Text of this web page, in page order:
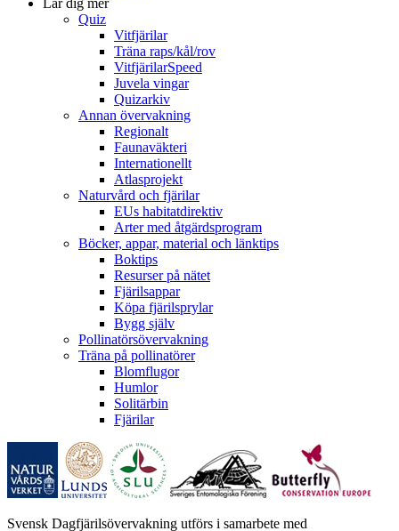
Quiz
Vitfjärilar
Träna raps/kål/rov
VitfjärilarSpeed
Juvela vingar
Quizarkiv
Annan övervakning
Regionalt
Faunaväkteri
Internationellt
Atlasprojekt
Naturvård och fjärilar
EUs habitatdirektiv
Arter med åtgärdsprogram
Böcker, appar, material och länktips
Boktips
Resurser på nätet
Fjärilsappar
Köpa fjärilsprylar
Bygg själv
Pollinatörsövervakning
Träna på pollinatörer
Blomflugor
Humlor
Solitärbin
Fjärilar
Svensk Dagfjärilsövervakning utförs i samarbete med